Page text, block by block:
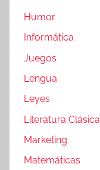
Humor
Informática
Juegos
Lengua
Leyes
Literatura Clásica
Marketing
Matemáticas